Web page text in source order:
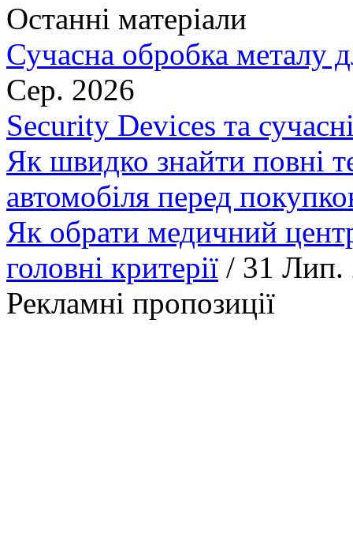
Останні матеріали
Сучасна обробка металу
Сер. 2026
Security Devices та
Як швидко знайти повні
автомобіля перед
Як обрати медичний
головні критерії / 31 Лип.
Рекламні пропозиції